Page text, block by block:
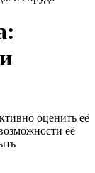
оценить её
её